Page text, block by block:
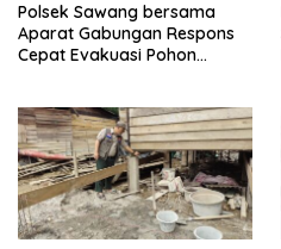
Polsek Sawang bersama
Aparat Gabungan Respons
Cepat Evakuasi Pohon